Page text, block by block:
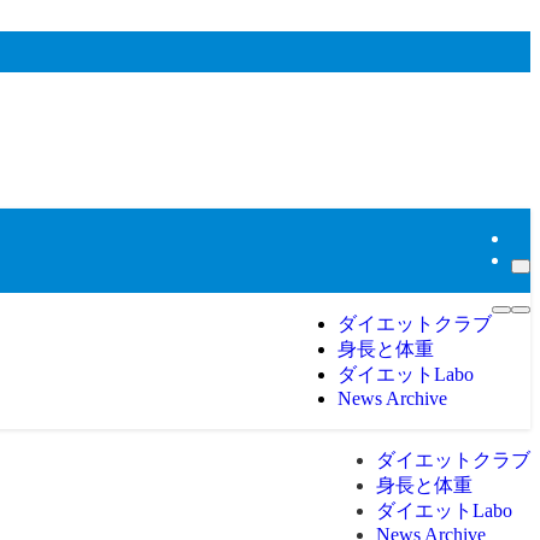
ダイエットクラブ
身長と体重
ダイエットLabo
News Archive
ダイエットクラブ
身長と体重
ダイエットLabo
News Archive